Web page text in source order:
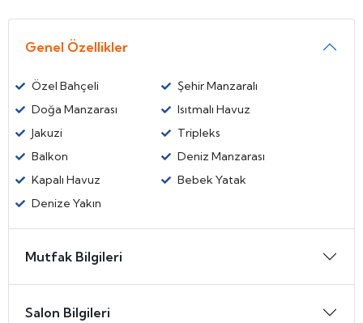
Genel Özellikler
Özel Bahçeli
Şehir Manzaralı
Doğa Manzarası
Isıtmalı Havuz
Jakuzi
Tripleks
Balkon
Deniz Manzarası
Kapalı Havuz
Bebek Yatak
Denize Yakın
Mutfak Bilgileri
Salon Bilgileri